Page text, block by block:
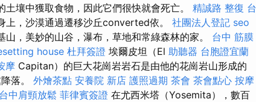
壤中獲取食物，因此它們很快就會死亡。 精誠路 整復 台
上，沙漠通過遷移沙丘converted依。 社團法人登記 seo
，美妙的山谷，瀑布，草地和常綠森林的家。 台中 筋膜
house 杜拜簽證 埃爾皮坦（El 助聽器 台胞證宜蘭
摩 Capitan）的巨大花崗岩岩石是由他的花崗岩山形成的
落。 外燴茶點 安養院 新店 護照過期 茶會 茶會點心 按摩
台中肩頸放鬆 菲律賓簽證 在尤西米塔（Yosemita），數百